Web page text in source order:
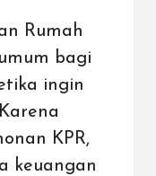
Rumah
bagi
ingin
KPR,
keuangan